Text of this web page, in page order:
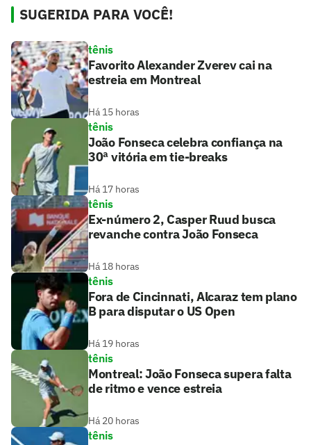
SUGERIDA PARA VOCÊ!
tênis
Favorito Alexander Zverev cai na
estreia em Montreal
Há 15 horas
tênis
João Fonseca celebra confiança na
30ª vitória em tie-breaks
Há 17 horas
tênis
Ex-número 2, Casper Ruud busca
revanche contra João Fonseca
Há 18 horas
tênis
Fora de Cincinnati, Alcaraz tem plano
B para disputar o US Open
Há 19 horas
tênis
Montreal: João Fonseca supera falta
de ritmo e vence estreia
Há 20 horas
tênis